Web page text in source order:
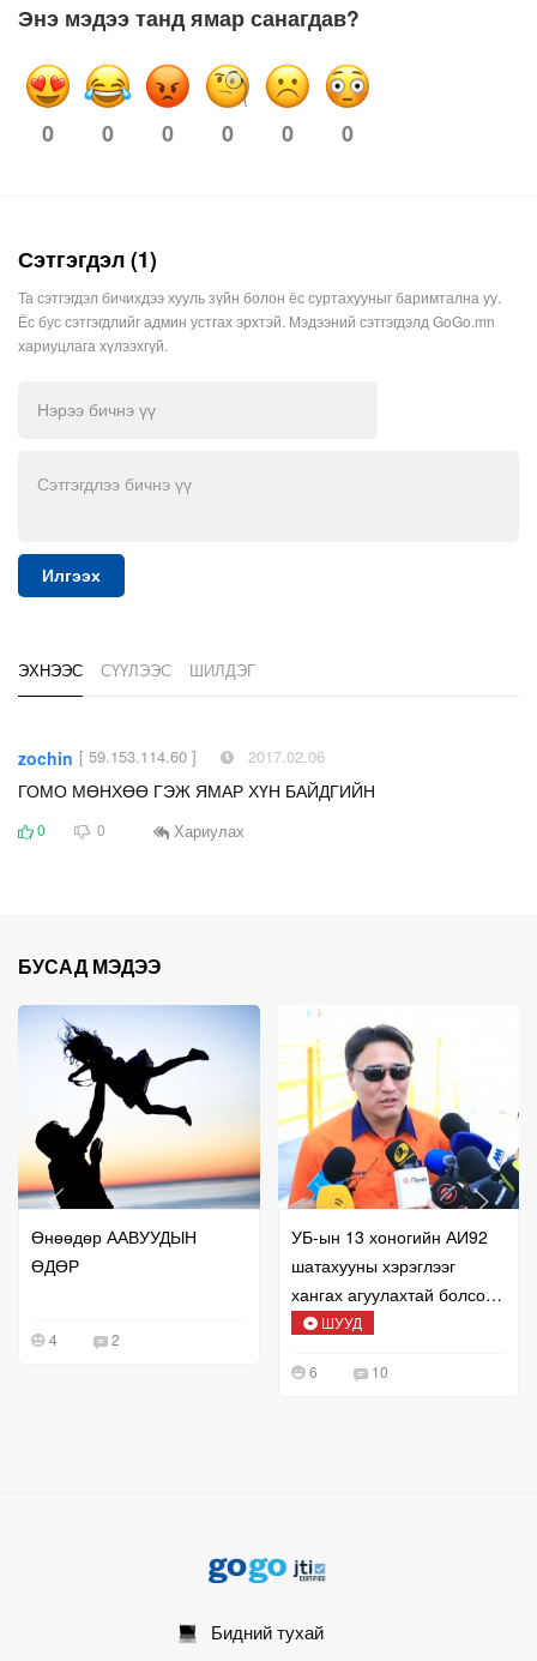
Энэ мэдээ танд ямар санагдав?
0 0 0 0 0 0
Сэтгэгдэл (1)
Та сэтгэгдэл бичихдээ хууль зүйн болон ёс суртахууныг баримтална уу.
Ёс бус сэтгэгдлийг админ устгах эрхтэй. Мэдээний сэтгэгдэлд GoGo.mn
хариуцлага хүлээхгүй.
Илгээх
ЭХНЭЭС СҮҮЛЭЭС ШИЛДЭГ
zochin [ 59.153.114.60 ] 2017.02.06
ГОМО МӨНХӨӨ ГЭЖ ЯМАР ХҮН БАЙДГИЙН
0 0 Хариулах
БУСАД МЭДЭЭ
Өнөөдөр ААВУУДЫН
ӨДӨР
4 2
УБ-ын 13 хоногийн АИ92
шатахууны хэрэглээг
хангах агуулахтай болсон
талаар мэдээлж байна
ШУУД
6 10
Бидний тухай